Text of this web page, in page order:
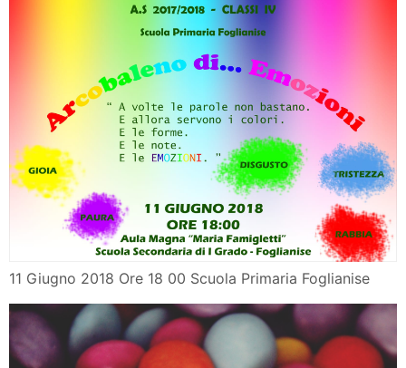
11 Giugno 2018 Ore 18 00 Scuola Primaria Foglianise